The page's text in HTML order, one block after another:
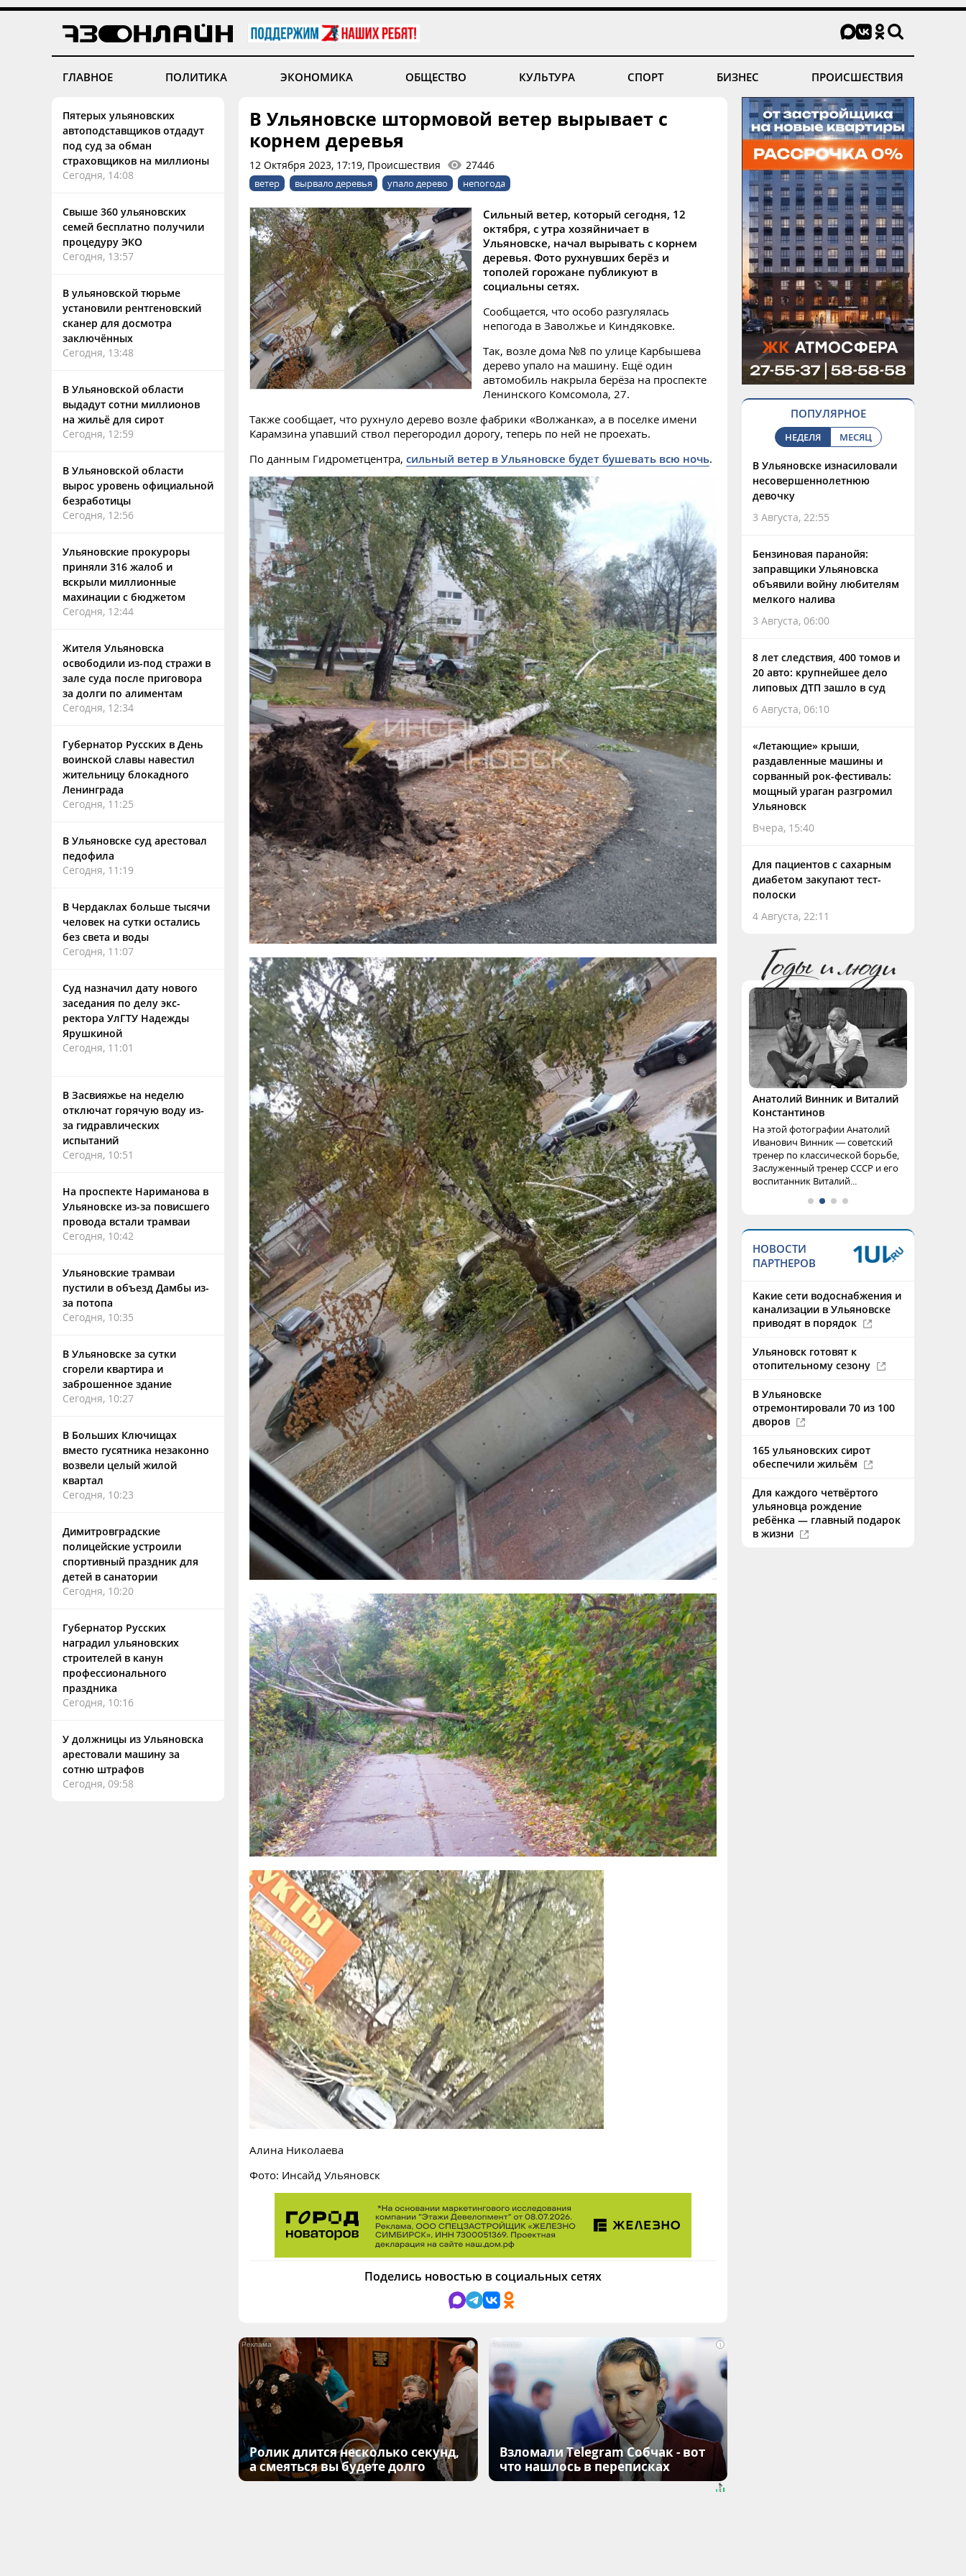
ГЛАВНОЕ ПОЛИТИКА ЭКОНОМИКА ОБЩЕСТВО КУЛЬТУРА СПОРТ БИЗНЕС ПРОИСШЕСТВИЯ
Пятерых ульяновских
автоподставщиков отдадут
под суд за обман
страховщиков на миллионы
Сегодня, 14:08
Свыше 360 ульяновских
семей бесплатно получили
процедуру ЭКО
Сегодня, 13:57
В ульяновской тюрьме
установили рентгеновский
сканер для досмотра
заключённых
Сегодня, 13:48
В Ульяновской области
выдадут сотни миллионов
на жильё для сирот
Сегодня, 12:59
В Ульяновской области
вырос уровень официальной
безработицы
Сегодня, 12:56
Ульяновские прокуроры
приняли 316 жалоб и
вскрыли миллионные
махинации с бюджетом
Сегодня, 12:44
Жителя Ульяновска
освободили из-под стражи в
зале суда после приговора
за долги по алиментам
Сегодня, 12:34
Губернатор Русских в День
воинской славы навестил
жительницу блокадного
Ленинграда
Сегодня, 11:25
В Ульяновске суд арестовал
педофила
Сегодня, 11:19
В Чердаклах больше тысячи
человек на сутки остались
без света и воды
Сегодня, 11:07
Суд назначил дату нового
заседания по делу экс-
ректора УлГТУ Надежды
Ярушкиной
Сегодня, 11:01
В Засвияжье на неделю
отключат горячую воду из-
за гидравлических
испытаний
Сегодня, 10:51
На проспекте Нариманова в
Ульяновске из-за повисшего
провода встали трамваи
Сегодня, 10:42
Ульяновские трамваи
пустили в объезд Дамбы из-
за потопа
Сегодня, 10:35
В Ульяновске за сутки
сгорели квартира и
заброшенное здание
Сегодня, 10:27
В Больших Ключищах
вместо гусятника незаконно
возвели целый жилой
квартал
Сегодня, 10:23
Димитровградские
полицейские устроили
спортивный праздник для
детей в санатории
Сегодня, 10:20
Губернатор Русских
наградил ульяновских
строителей в канун
профессионального
праздника
Сегодня, 10:16
У должницы из Ульяновска
арестовали машину за
сотню штрафов
Сегодня, 09:58
В Ульяновске штормовой ветер вырывает с
корнем деревья
12 Октября 2023, 17:19, Происшествия 27446
ветер вырвало деревья упало дерево непогода
Сильный ветер, который сегодня, 12
октября, с утра хозяйничает в
Ульяновске, начал вырывать с корнем
деревья. Фото рухнувших берёз и
тополей горожане публикуют в
социальны сетях.
Сообщается, что особо разгулялась
непогода в Заволжье и Киндяковке.
Так, возле дома №8 по улице Карбышева
дерево упало на машину. Ещё один
автомобиль накрыла берёза на проспекте
Ленинского Комсомола, 27.
Также сообщает, что рухнуло дерево возле фабрики «Волжанка», а в поселке имени
Карамзина упавший ствол перегородил дорогу, теперь по ней не проехать.
По данным Гидрометцентра, сильный ветер в Ульяновске будет бушевать всю ночь.
Алина Николаева
Фото: Инсайд Ульяновск
Поделись новостью в социальных сетях
i
Ролик длится несколько секунд,
а смеяться вы будете долго
i
Взломали Telegram Собчак - вот
что нашлось в переписках
ПОПУЛЯРНОЕ
НЕДЕЛЯ МЕСЯЦ
В Ульяновске изнасиловали
несовершеннолетнюю
девочку
3 Августа, 22:55
Бензиновая паранойя:
заправщики Ульяновска
объявили войну любителям
мелкого налива
3 Августа, 06:00
8 лет следствия, 400 томов и
20 авто: крупнейшее дело
липовых ДТП зашло в суд
6 Августа, 06:10
«Летающие» крыши,
раздавленные машины и
сорванный рок-фестиваль:
мощный ураган разгромил
Ульяновск
Вчера, 15:40
Для пациентов с сахарным
диабетом закупают тест-
полоски
4 Августа, 22:11
Анатолий Винник и Виталий
Константинов
На этой фотографии Анатолий
Иванович Винник — советский
тренер по классической борьбе,
Заслуженный тренер СССР и его
воспитанник Виталий...
НОВОСТИ
ПАРТНЕРОВ
Какие сети водоснабжения и
канализации в Ульяновске
приводят в порядок
Ульяновск готовят к
отопительному сезону
В Ульяновске
отремонтировали 70 из 100
дворов
165 ульяновских сирот
обеспечили жильём
Для каждого четвёртого
ульяновца рождение
ребёнка — главный подарок
в жизни